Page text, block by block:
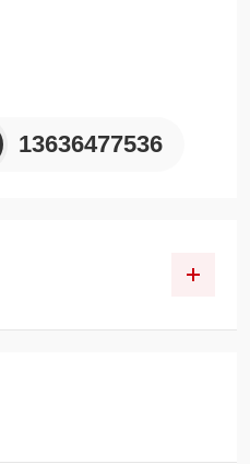
13636477536